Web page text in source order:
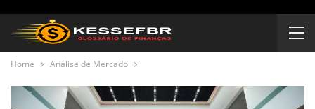
Home Análise de Mercado